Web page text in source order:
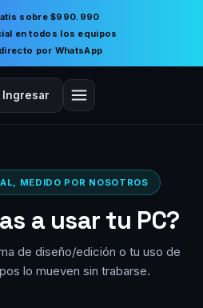
sobre $990.990
en todos los equipos
por WhatsApp
Ingresar
MEDIDO POR NOSOTROS
a usar tu PC?
de diseño/edición o tu uso de
lo mueven sin trabarse.